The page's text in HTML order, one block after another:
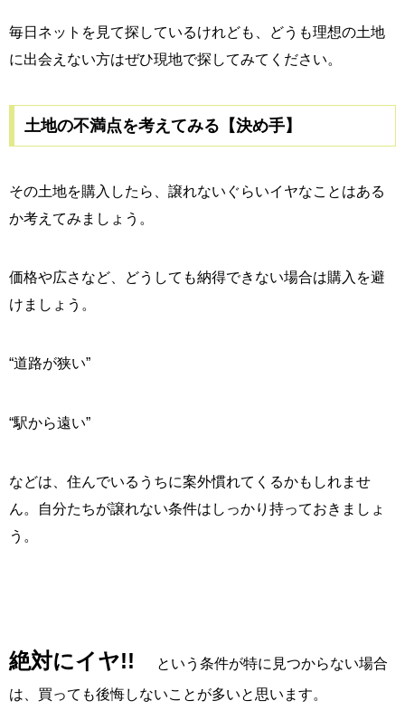
毎日ネットを見て探しているけれども、どうも理想の土地
に出会えない方はぜひ現地で探してみてください。
土地の不満点を考えてみる【決め手】
その土地を購入したら、譲れないぐらいイヤなことはある
か考えてみましょう。
価格や広さなど、どうしても納得できない場合は購入を避
けましょう。
“道路が狭い”
“駅から遠い”
などは、住んでいるうちに案外慣れてくるかもしれませ
ん。自分たちが譲れない条件はしっかり持っておきましょ
う。
絶対にイヤ!!
という条件が特に見つからない場合
は、買っても後悔しないことが多いと思います。